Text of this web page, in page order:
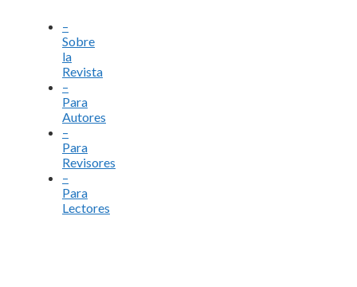
–
Sobre
la
Revista
–
Para
Autores
–
Para
Revisores
–
Para
Lectores